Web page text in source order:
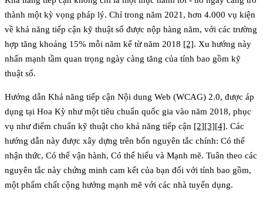
thành một kỳ vọng pháp lý. Chỉ trong năm 2021, hơn 4.000 vụ kiện
về khả năng tiếp cận kỹ thuật số được nộp hàng năm, với các trường
hợp tăng khoảng 15% mỗi năm kể từ năm 2018 [2]. Xu hướng này
nhấn mạnh tầm quan trọng ngày càng tăng của tính bao gồm kỹ
thuật số.
Hướng dẫn Khả năng tiếp cận Nội dung Web (WCAG) 2.0, được áp
dụng tại Hoa Kỳ như một tiêu chuẩn quốc gia vào năm 2018, phục
vụ như điểm chuẩn kỹ thuật cho khả năng tiếp cận [2][3][4]. Các
hướng dẫn này được xây dựng trên bốn nguyên tắc chính: Có thể
nhận thức, Có thể vận hành, Có thể hiểu và Mạnh mẽ. Tuân theo các
nguyên tắc này chứng minh cam kết của bạn đối với tính bao gồm,
một phẩm chất cộng hưởng mạnh mẽ với các nhà tuyển dụng.